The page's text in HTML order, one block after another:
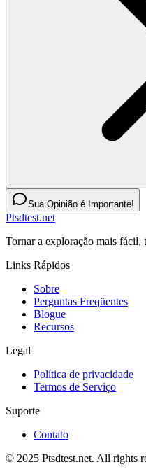
Sua Opinião é Importante!
Ptsdtest.net
Tornar a exploração mais fácil,
Links Rápidos
Sobre
Perguntas Freqüentes
Blogue
Recursos
Legal
Política de privacidade
Termos de Serviço
Suporte
Contato
© 2025 Ptsdtest.net. All rights